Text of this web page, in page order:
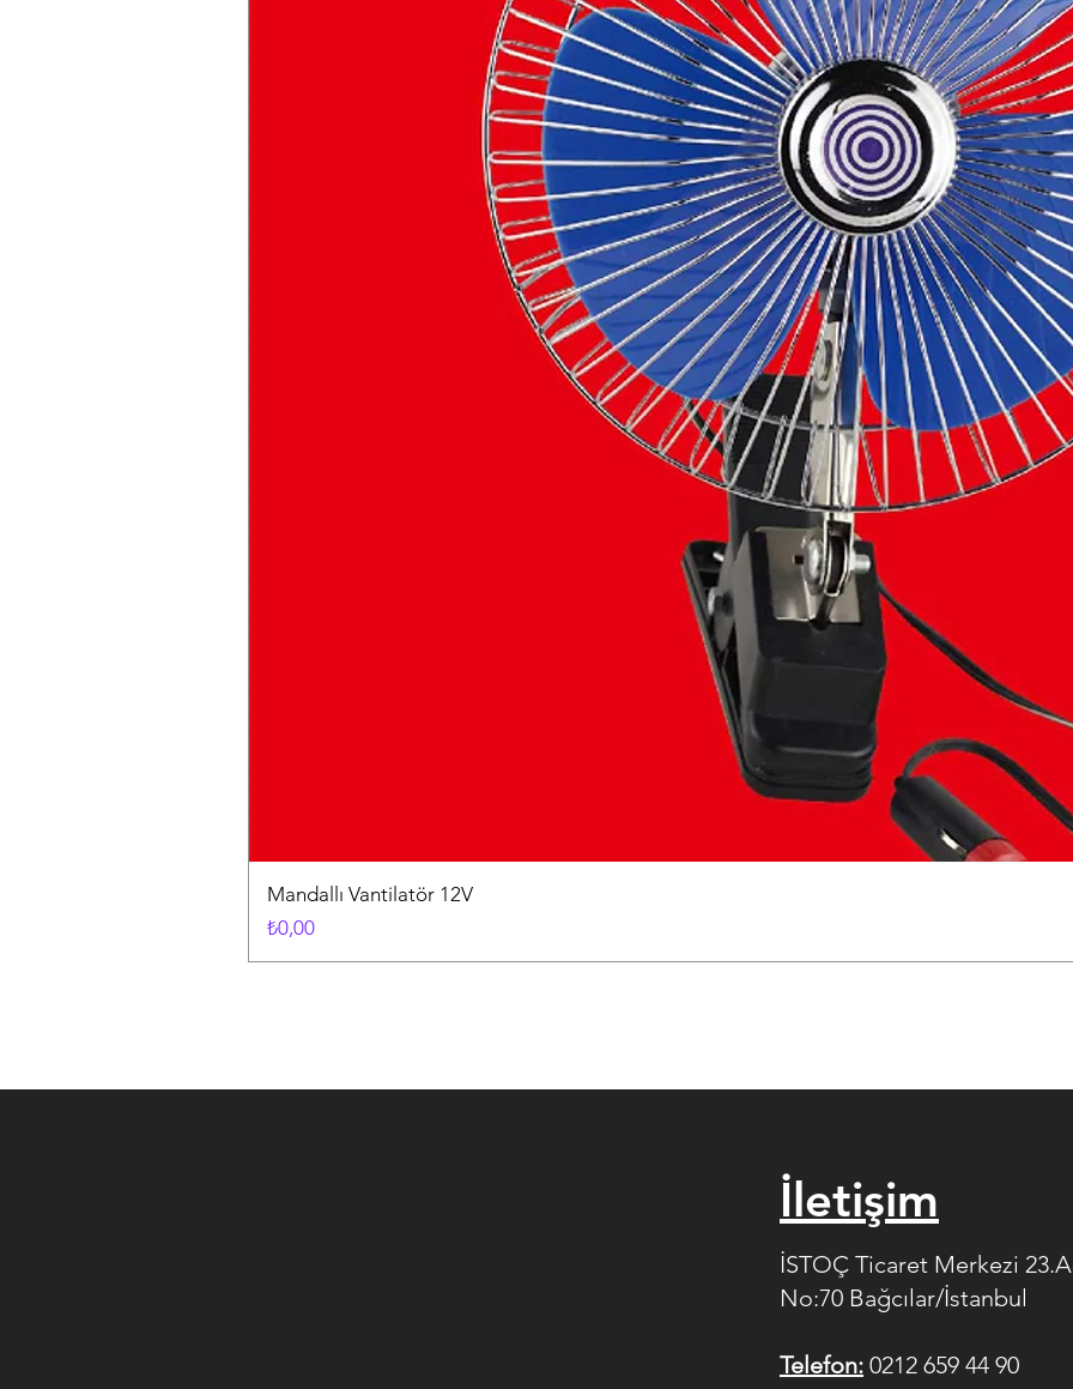
Mandallı Vantilatör 12V
Fiyat
₺0,00
İletişim
İSTOÇ Ticaret Merkezi
No:70 Bağcılar/İstanbul
Telefon: 0212 659 44 90